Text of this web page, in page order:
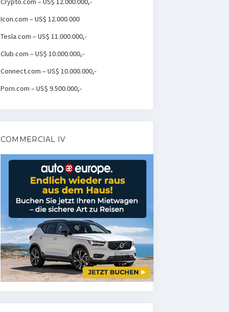
Icon.com – US$ 12.000.000
Tesla.com – US$ 11.000.000,-
Club.com – US$ 10.000.000,-
Connect.com – US$ 10.000.000,-
Porn.com – US$ 9.500.000,-
COMMERCIAL IV